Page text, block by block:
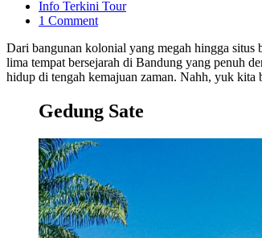
Info Terkini Tour
1 Comment
Dari bangunan kolonial yang megah hingga situs
lima tempat bersejarah di Bandung yang penuh
hidup di tengah kemajuan zaman. Nahh, yuk
Gedung Sate